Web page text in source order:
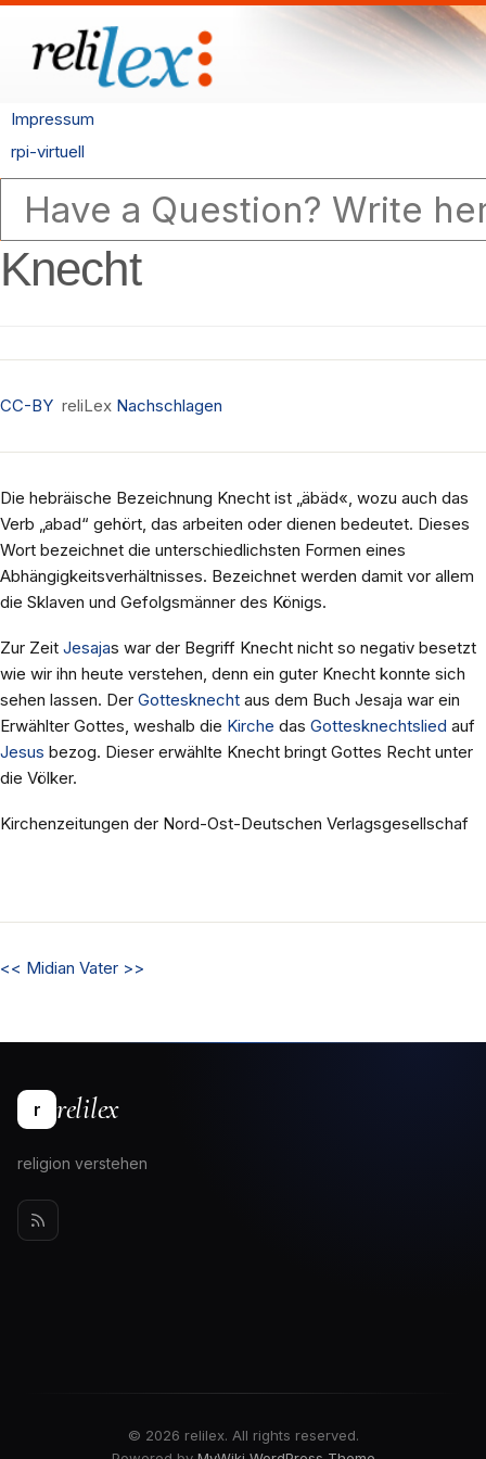
Impressum
rpi-virtuell
Knecht
CC-BY reliLex Nachschlagen
Die hebräische Bezeichnung Knecht ist „äbäd«, wozu auch das
Verb „abad“ gehört, das arbeiten oder dienen bedeutet. Dieses
Wort bezeichnet die unterschiedlichsten Formen eines
Abhängigkeitsverhältnisses. Bezeichnet werden damit vor allem
die Sklaven und Gefolgsmänner des Königs.
Zur Zeit Jesajas war der Begriff Knecht nicht so negativ besetzt
wie wir ihn heute verstehen, denn ein guter Knecht konnte sich
sehen lassen. Der Gottesknecht aus dem Buch Jesaja war ein
Erwählter Gottes, weshalb die Kirche das Gottesknechtslied auf
Jesus bezog. Dieser erwählte Knecht bringt Gottes Recht unter
die Völker.
Kirchenzeitungen der Nord-Ost-Deutschen Verlagsgesellschaf
<< Midian Vater >>
r relilex
religion verstehen
© 2026 relilex. All rights reserved.